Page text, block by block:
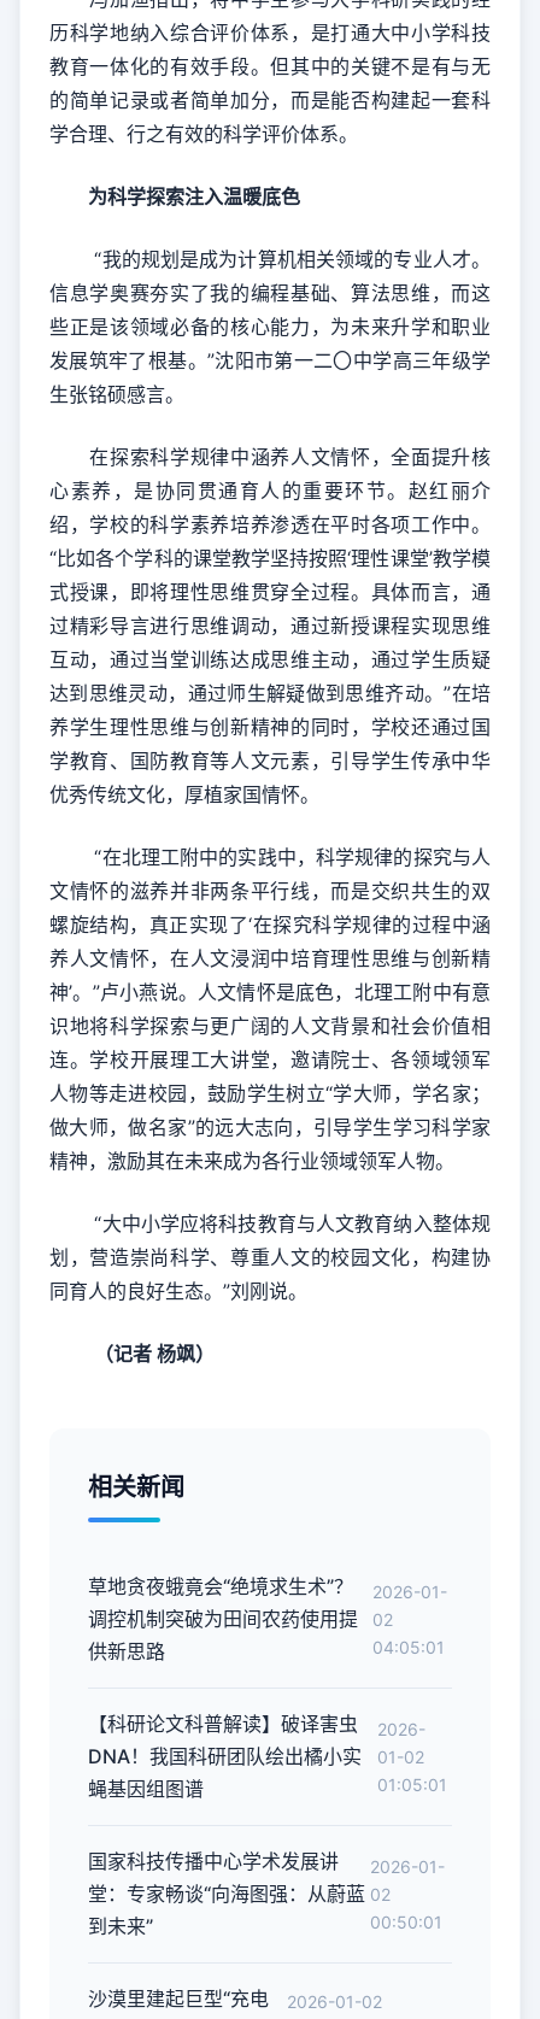
历科学地纳入综合评价体系，是打通大中小学科技
教育一体化的有效手段。但其中的关键不是有与无
的简单记录或者简单加分，而是能否构建起一套科
学合理、行之有效的科学评价体系。
为科学探索注入温暖底色
“我的规划是成为计算机相关领域的专业人才。
信息学奥赛夯实了我的编程基础、算法思维，而这
些正是该领域必备的核心能力，为未来升学和职业
发展筑牢了根基。”沈阳市第一二〇中学高三年级学
生张铭硕感言。
在探索科学规律中涵养人文情怀，全面提升核
心素养，是协同贯通育人的重要环节。赵红丽介
绍，学校的科学素养培养渗透在平时各项工作中。
“比如各个学科的课堂教学坚持按照‘理性课堂’教学模
式授课，即将理性思维贯穿全过程。具体而言，通
过精彩导言进行思维调动，通过新授课程实现思维
互动，通过当堂训练达成思维主动，通过学生质疑
达到思维灵动，通过师生解疑做到思维齐动。”在培
养学生理性思维与创新精神的同时，学校还通过国
学教育、国防教育等人文元素，引导学生传承中华
优秀传统文化，厚植家国情怀。
“在北理工附中的实践中，科学规律的探究与人
文情怀的滋养并非两条平行线，而是交织共生的双
螺旋结构，真正实现了‘在探究科学规律的过程中涵
养人文情怀，在人文浸润中培育理性思维与创新精
神’。”卢小燕说。人文情怀是底色，北理工附中有意
识地将科学探索与更广阔的人文背景和社会价值相
连。学校开展理工大讲堂，邀请院士、各领域领军
人物等走进校园，鼓励学生树立“学大师，学名家；
做大师，做名家”的远大志向，引导学生学习科学家
精神，激励其在未来成为各行业领域领军人物。
“大中小学应将科技教育与人文教育纳入整体规
划，营造崇尚科学、尊重人文的校园文化，构建协
同育人的良好生态。”刘刚说。
（记者 杨飒）
相关新闻
草地贪夜蛾竟会“绝境求生术”？
调控机制突破为田间农药使用提
供新思路
2026-01-
02
04:05:01
【科研论文科普解读】破译害虫
DNA！我国科研团队绘出橘小实
蝇基因组图谱
2026-
01-02
01:05:01
国家科技传播中心学术发展讲
堂：专家畅谈“向海图强：从蔚蓝
到未来”
2026-01-
02
00:50:01
沙漠里建起巨型“充电
2026-01-02